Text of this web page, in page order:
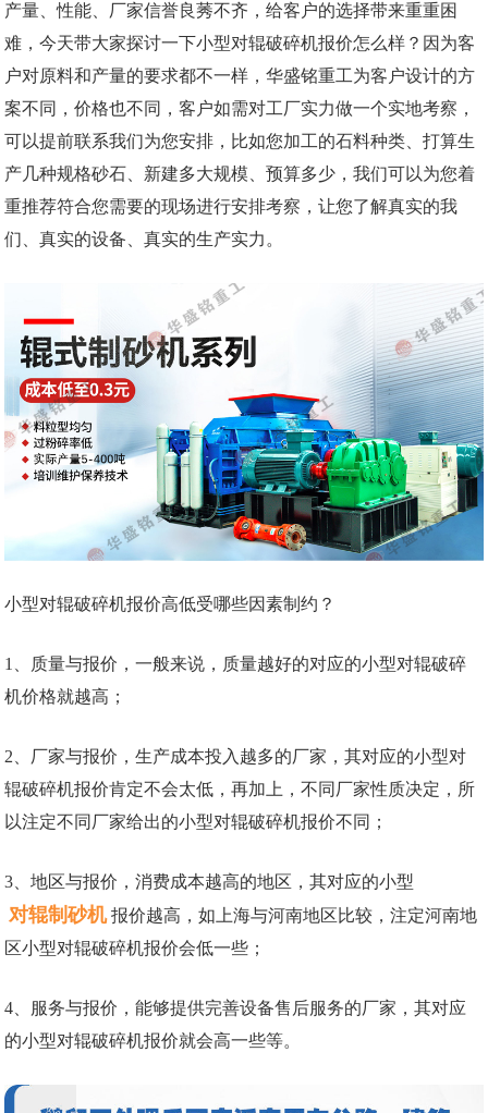
产量、性能、厂家信誉良莠不齐，给客户的选择带来重重困
难，今天带大家探讨一下小型对辊破碎机报价怎么样？因为客
户对原料和产量的要求都不一样，华盛铭重工为客户设计的方
案不同，价格也不同，客户如需对工厂实力做一个实地考察，
可以提前联系我们为您安排，比如您加工的石料种类、打算生
产几种规格砂石、新建多大规模、预算多少，我们可以为您着
重推荐符合您需要的现场进行安排考察，让您了解真实的我
们、真实的设备、真实的生产实力。
小型对辊破碎机报价高低受哪些因素制约？
1、质量与报价，一般来说，质量越好的对应的小型对辊破碎
机价格就越高；
2、厂家与报价，生产成本投入越多的厂家，其对应的小型对
辊破碎机报价肯定不会太低，再加上，不同厂家性质决定，所
以注定不同厂家给出的小型对辊破碎机报价不同；
3、地区与报价，消费成本越高的地区，其对应的小型
对辊制砂机 报价越高，如上海与河南地区比较，注定河南地
区小型对辊破碎机报价会低一些；
4、服务与报价，能够提供完善设备售后服务的厂家，其对应
的小型对辊破碎机报价就会高一些等。